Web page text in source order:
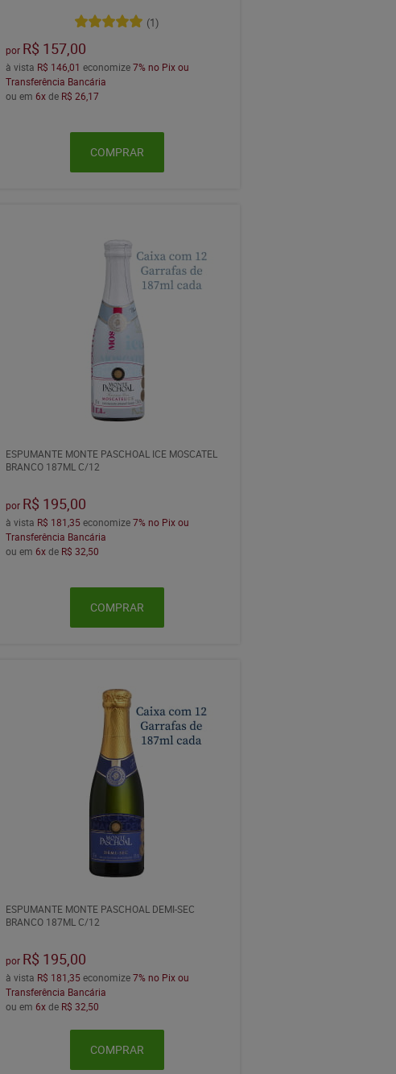
(1)
por R$ 157,00
à vista R$ 146,01 economize7% no Pix ou
Transferência Bancária
ou em6xde R$ 26,17
COMPRAR
ESPUMANTE MONTE PASCHOAL ICE MOSCATEL
BRANCO 187ML C/12
por R$ 195,00
à vista R$ 181,35economize7% no Pix ou
Transferência Bancária
ou em6xde R$ 32,50
COMPRAR
ESPUMANTE MONTE PASCHOAL DEMI-SEC
BRANCO 187ML C/12
por R$ 195,00
à vista R$ 181,35economize7% no Pix ou
Transferência Bancária
ou em6xde R$ 32,50
COMPRAR